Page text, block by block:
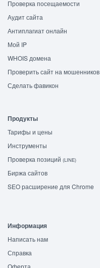
Проверка посещаемости
Аудит сайта
Антиплагиат онлайн
Мой IP
WHOIS домена
Проверить сайт на мошенников
Сделать фавикон
Продукты
Тарифы и цены
Инструменты
Проверка позиций (LINE)
Биржа сайтов
SEO расширение для Chrome
Информация
Написать нам
Справка